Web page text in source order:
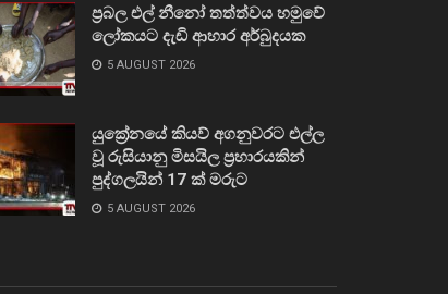
ප්‍රබල එල් නීනෝ තත්ත්වය හමුවේ
ලෝකයට දැඩි ආහාර අර්බුදයක
5 AUGUST 2026
යුක්‍රේනයේ කියව් අගනුවරට එල්ල
වූ රුසියානු මිසයිල ප්‍රහාරයකින්
පුද්ගලයින් 17 ක් මරුට
5 AUGUST 2026